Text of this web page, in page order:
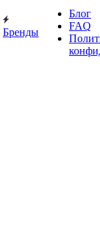
Бренды
Блог
FAQ